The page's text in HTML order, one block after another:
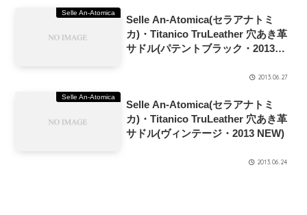
Selle An-Atomica
Selle An-Atomica(セラアナトミ
カ)・Titanico TruLeather 穴あき革
サドル(パテントブラック・2013
2013.06.27
Selle An-Atomica
Selle An-Atomica(セラアナトミ
カ)・Titanico TruLeather 穴あき革
サドル(ヴィンテージ・2013 NEW)
2013.06.24